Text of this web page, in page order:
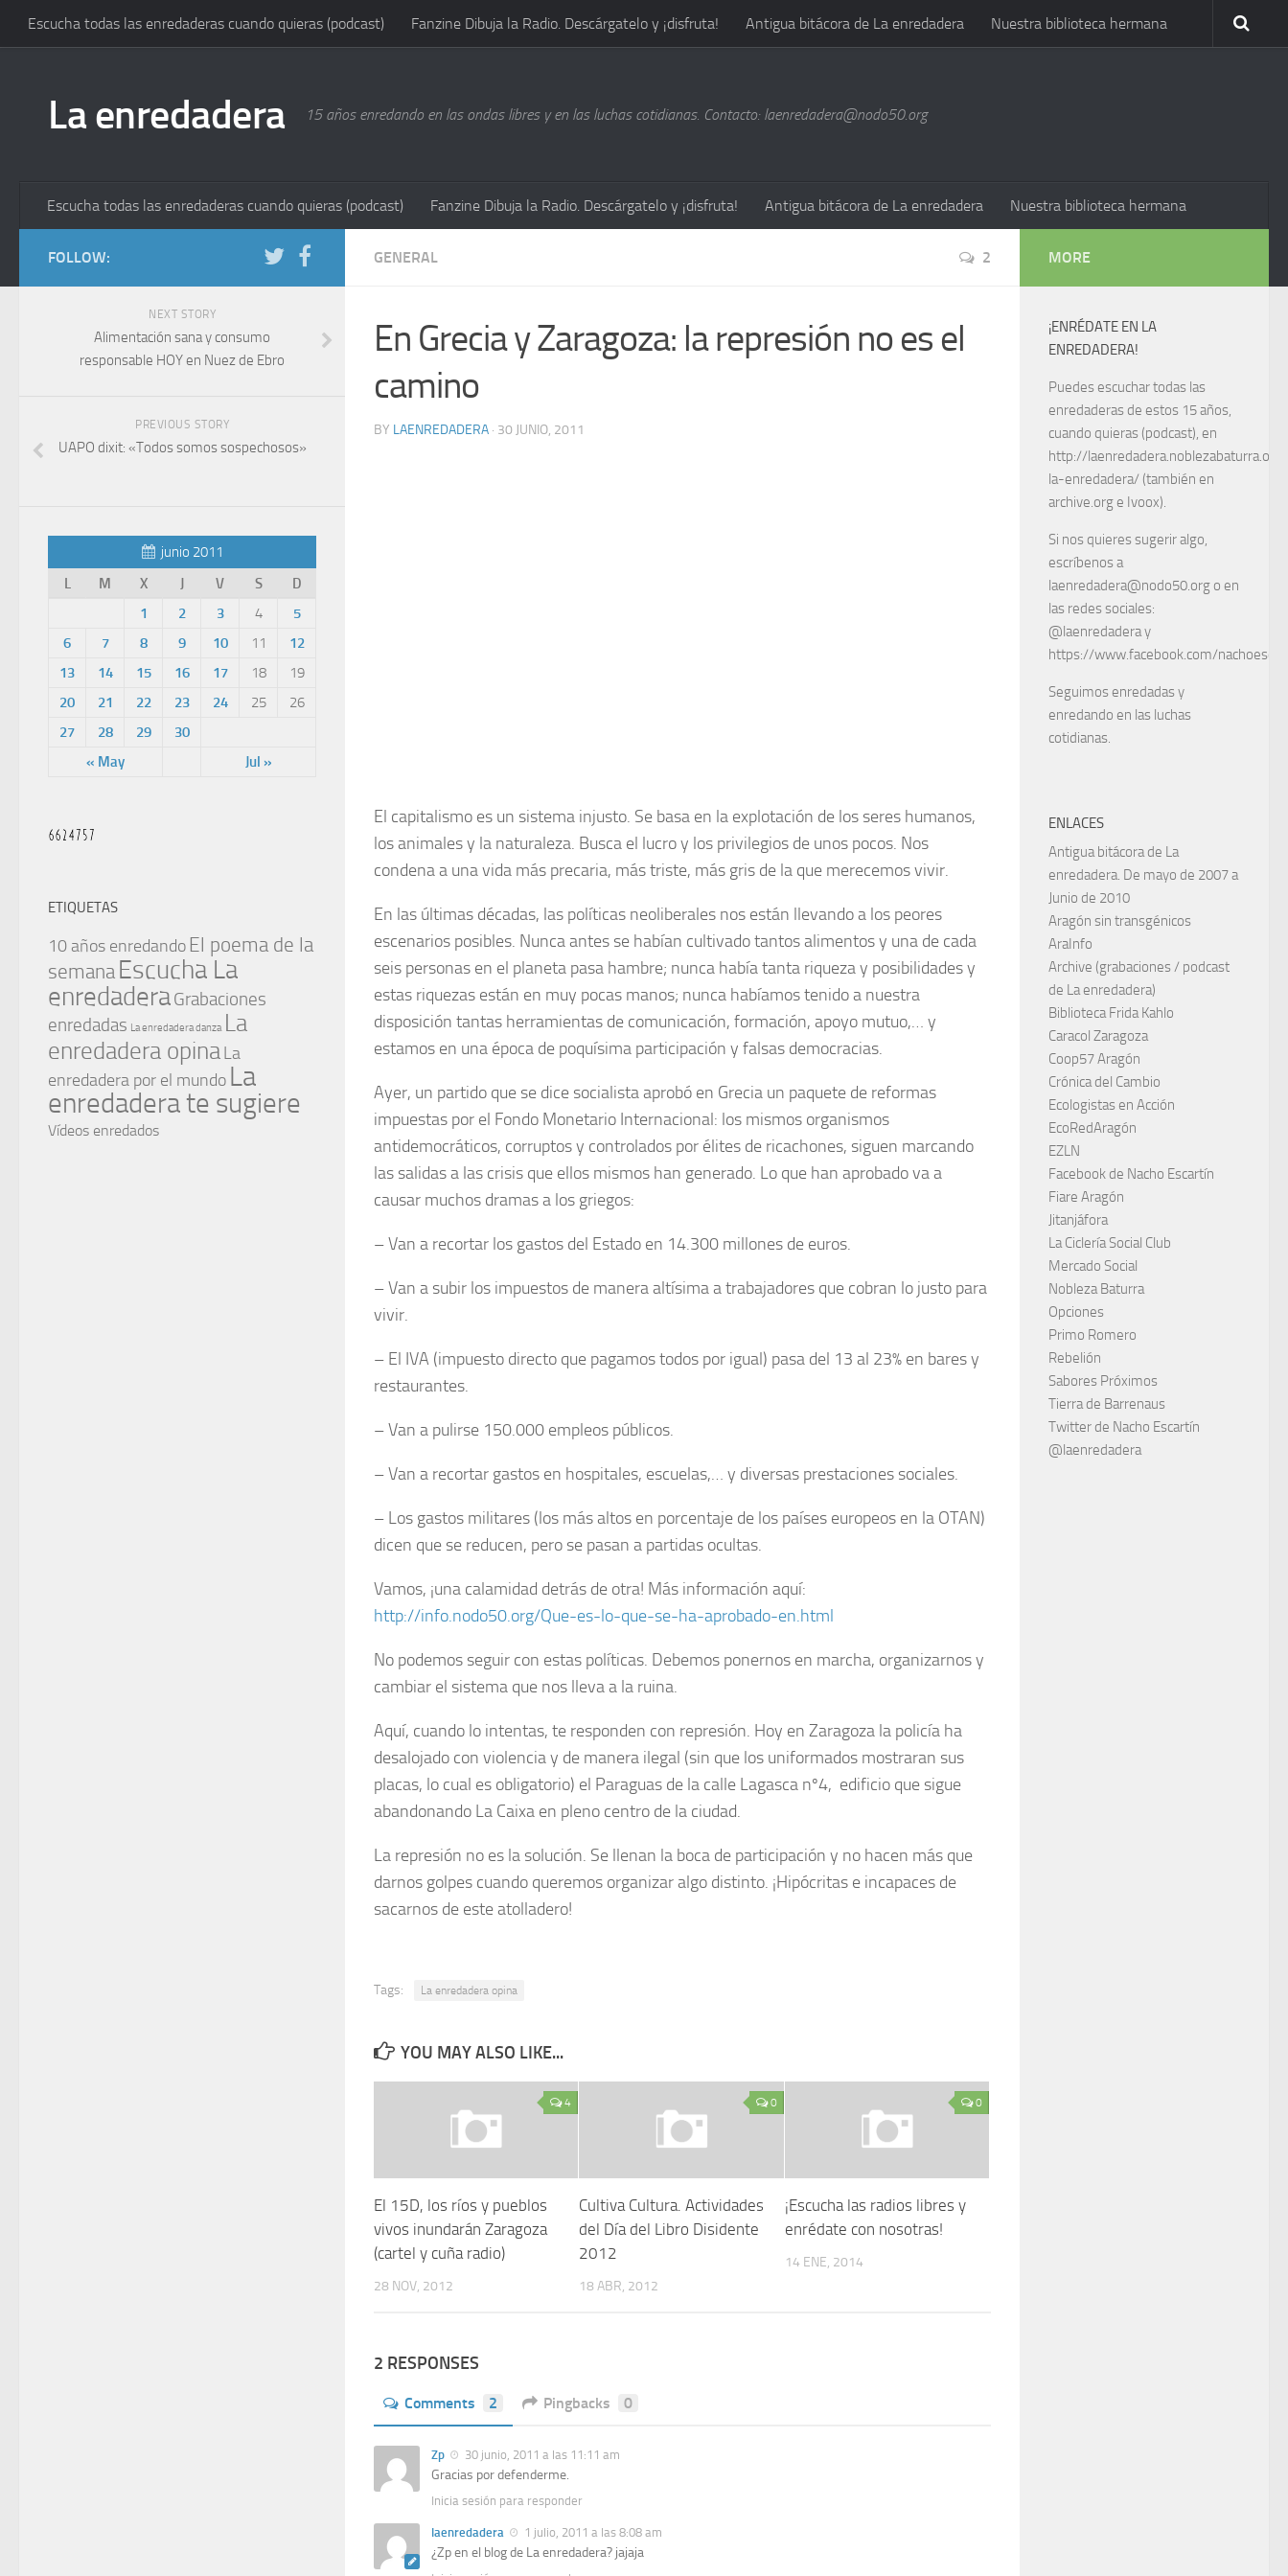
Escucha todas las enredaderas cuando quieras (podcast) Fanzine Dibuja la Radio. Descárgatelo y ¡disfruta! Antigua bitácora de La enredadera Nuestra biblioteca hermana
La enredadera 15 años enredando en las ondas libres y en las luchas cotidianas. Contacto: laenredadera@nodo50.org
Escucha todas las enredaderas cuando quieras (podcast) Fanzine Dibuja la Radio. Descárgatelo y ¡disfruta! Antigua bitácora de La enredadera Nuestra biblioteca hermana
GENERAL 2
En Grecia y Zaragoza: la represión no es el
camino
BY LAENREDADERA · 30 JUNIO, 2011
El capitalismo es un sistema injusto. Se basa en la explotación de los seres humanos,
los animales y la naturaleza. Busca el lucro y los privilegios de unos pocos. Nos
condena a una vida más precaria, más triste, más gris de la que merecemos vivir.
En las últimas décadas, las políticas neoliberales nos están llevando a los peores
escenarios posibles. Nunca antes se habían cultivado tantos alimentos y una de cada
seis personas en el planeta pasa hambre; nunca había tanta riqueza y posibilidades y
estas riquezas están en muy pocas manos; nunca habíamos tenido a nuestra
disposición tantas herramientas de comunicación, formación, apoyo mutuo,… y
estamos en una época de poquísima participación y falsas democracias.
Ayer, un partido que se dice socialista aprobó en Grecia un paquete de reformas
impuestas por el Fondo Monetario Internacional: los mismos organismos
antidemocráticos, corruptos y controlados por élites de ricachones, siguen marcando
las salidas a las crisis que ellos mismos han generado. Lo que han aprobado va a
causar muchos dramas a los griegos:
– Van a recortar los gastos del Estado en 14.300 millones de euros.
– Van a subir los impuestos de manera altísima a trabajadores que cobran lo justo para
vivir.
– El IVA (impuesto directo que pagamos todos por igual) pasa del 13 al 23% en bares y
restaurantes.
– Van a pulirse 150.000 empleos públicos.
– Van a recortar gastos en hospitales, escuelas,… y diversas prestaciones sociales.
– Los gastos militares (los más altos en porcentaje de los países europeos en la OTAN)
dicen que se reducen, pero se pasan a partidas ocultas.
Vamos, ¡una calamidad detrás de otra! Más información aquí:
http://info.nodo50.org/Que-es-lo-que-se-ha-aprobado-en.html
No podemos seguir con estas políticas. Debemos ponernos en marcha, organizarnos y
cambiar el sistema que nos lleva a la ruina.
Aquí, cuando lo intentas, te responden con represión. Hoy en Zaragoza la policía ha
desalojado con violencia y de manera ilegal (sin que los uniformados mostraran sus
placas, lo cual es obligatorio) el Paraguas de la calle Lagasca nº4, edificio que sigue
abandonando La Caixa en pleno centro de la ciudad.
La represión no es la solución. Se llenan la boca de participación y no hacen más que
darnos golpes cuando queremos organizar algo distinto. ¡Hipócritas e incapaces de
sacarnos de este atolladero!
Tags: La enredadera opina
YOU MAY ALSO LIKE...
4
El 15D, los ríos y pueblos
vivos inundarán Zaragoza
(cartel y cuña radio)
28 NOV, 2012
0
Cultiva Cultura. Actividades
del Día del Libro Disidente
2012
18 ABR, 2012
0
¡Escucha las radios libres y
enrédate con nosotras!
14 ENE, 2014
2 RESPONSES
Comments 2 Pingbacks 0
Zp 30 junio, 2011 a las 11:11 am
Gracias por defenderme.
Inicia sesión para responder
laenredadera 1 julio, 2011 a las 8:08 am
¿Zp en el blog de La enredadera? jajaja
FOLLOW:
NEXT STORY
Alimentación sana y consumo
responsable HOY en Nuez de Ebro
PREVIOUS STORY
UAPO dixit: «Todos somos sospechosos»
junio 2011
L
M X J V S D
« May Jul »
1 2 3 4
5
6
7 8 9 10 11
12
13
14 15 16 17 18
19
20
21 22 23 24 25
26
27
28 29 30
ETIQUETAS
10 años enredando El poema de la
semana Escucha La
enredaderaGrabaciones
enredadas La enredadera danza La
enredadera opina La
enredadera por el mundo La
enredadera te sugiere
Vídeos enredados
MORE
¡ENRÉDATE EN LA
ENREDADERA!
Puedes escuchar todas las
enredaderas de estos 15 años,
cuando quieras (podcast), en
http://
la-enredadera/ (también en
archive.org e Ivoox).
Si nos quieres sugerir algo,
escríbenos a
laenredadera@nodo50.org o en
las redes sociales:
@laenredadera y
https://www.facebook.com/
Seguimos enredadas y
enredando en las luchas
cotidianas.
ENLACES
Antigua bitácora de La
enredadera. De mayo de 2007 a
Junio de 2010
Aragón sin transgénicos
AraInfo
Archive (grabaciones / podcast
de La enredadera)
Biblioteca Frida Kahlo
Caracol Zaragoza
Coop57 Aragón
Crónica del Cambio
Ecologistas en Acción
EcoRedAragón
EZLN
Facebook de Nacho Escartín
Fiare Aragón
Jitanjáfora
La Ciclería Social Club
Mercado Social
Nobleza Baturra
Opciones
Primo Romero
Rebelión
Sabores Próximos
Tierra de Barrenaus
Twitter de Nacho Escartín
@laenredadera